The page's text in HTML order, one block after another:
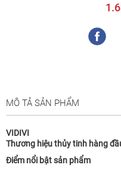
MÔ TẢ SẢN PHẨM
VIDIVI
Thương hiệu thủy tinh hàng
Điểm nổi bật sản phẩm